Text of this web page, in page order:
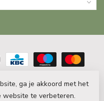
- Powered byLightspeed
ga je akkoord met het
website te verbeteren.